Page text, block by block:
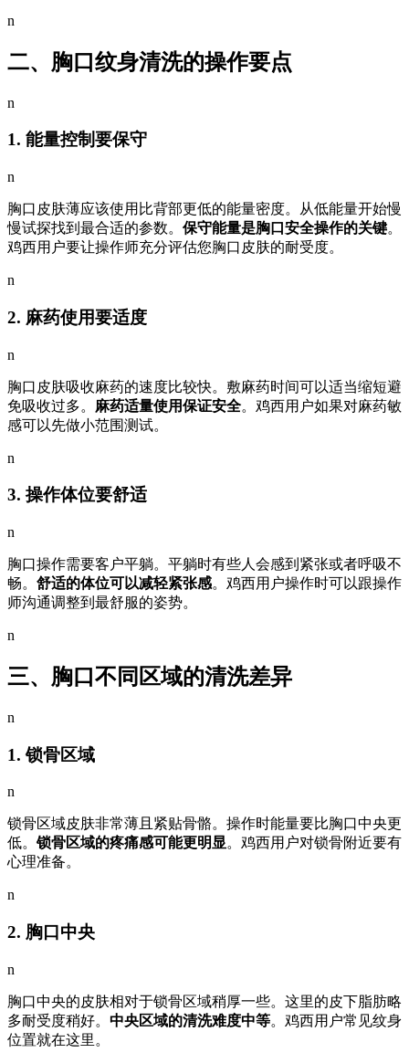
n
二、胸口纹身清洗的操作要点
n
1. 能量控制要保守
n
胸口皮肤薄应该使用比背部更低的能量密度。从低能量开始慢
慢试探找到最合适的参数。 保守能量是胸口安全操作的关键。
鸡西用户要让操作师充分评估您胸口皮肤的耐受度。
n
2. 麻药使用要适度
n
胸口皮肤吸收麻药的速度比较快。敷麻药时间可以适当缩短避
免吸收过多。 麻药适量使用保证安全。鸡西用户如果对麻药敏
感可以先做小范围测试。
n
3. 操作体位要舒适
n
胸口操作需要客户平躺。平躺时有些人会感到紧张或者呼吸不
畅。 舒适的体位可以减轻紧张感。鸡西用户操作时可以跟操作
师沟通调整到最舒服的姿势。
n
三、胸口不同区域的清洗差异
n
1. 锁骨区域
n
锁骨区域皮肤非常薄且紧贴骨骼。操作时能量要比胸口中央更
低。锁骨区域的疼痛感可能更明显。鸡西用户对锁骨附近要有
心理准备。
n
2. 胸口中央
n
胸口中央的皮肤相对于锁骨区域稍厚一些。这里的皮下脂肪略
多耐受度稍好。 中央区域的清洗难度中等。鸡西用户常见纹身
位置就在这里。